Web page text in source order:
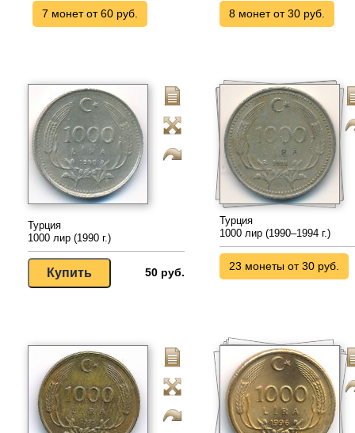
7 монет от 60 руб. 8 монет от 30 руб.
Турция
1000 лир (1990 г.)
50 руб.
Турция
1000 лир (1990–1994 г.)
23 монеты от 30 руб.